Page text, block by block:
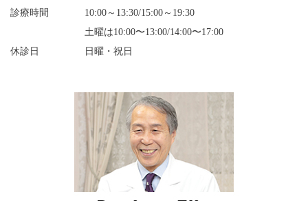
診療時間
10:00～13:30/15:00～19:30
土曜は10:00〜13:00/14:00〜17:00
休診日
日曜・祝日